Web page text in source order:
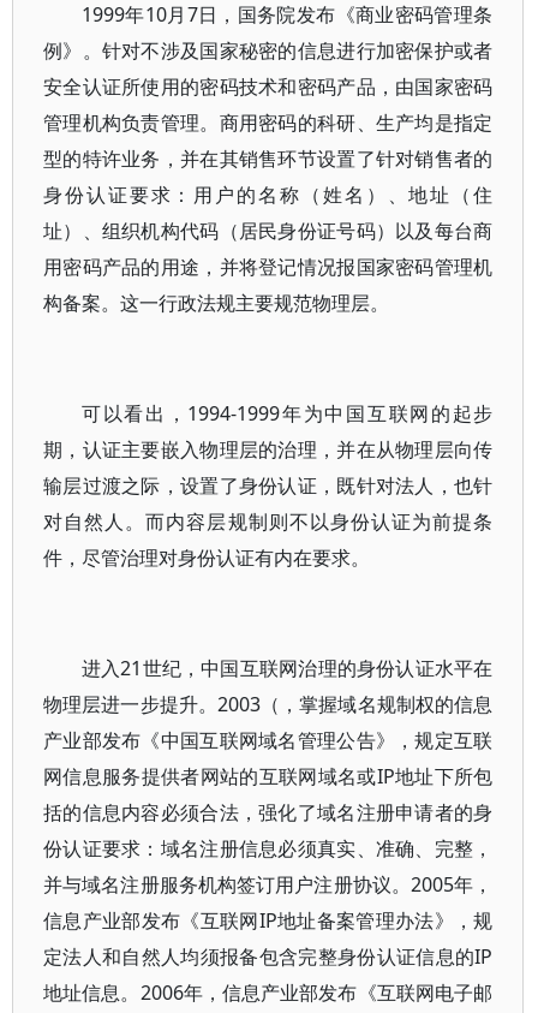
1999年10月7日，国务院发布《商业密码管理条
例》。针对不涉及国家秘密的信息进行加密保护或者
安全认证所使用的密码技术和密码产品，由国家密码
管理机构负责管理。商用密码的科研、生产均是指定
型的特许业务，并在其销售环节设置了针对销售者的
身份认证要求：用户的名称（姓名）、地址（住
址）、组织机构代码（居民身份证号码）以及每台商
用密码产品的用途，并将登记情况报国家密码管理机
构备案。这一行政法规主要规范物理层。
可以看出，1994-1999年为中国互联网的起步
期，认证主要嵌入物理层的治理，并在从物理层向传
输层过渡之际，设置了身份认证，既针对法人，也针
对自然人。而内容层规制则不以身份认证为前提条
件，尽管治理对身份认证有内在要求。
进入21世纪，中国互联网治理的身份认证水平在
物理层进一步提升。2003（，掌握域名规制权的信息
产业部发布《中国互联网域名管理公告》，规定互联
网信息服务提供者网站的互联网域名或IP地址下所包
括的信息内容必须合法，强化了域名注册申请者的身
份认证要求：域名注册信息必须真实、准确、完整，
并与域名注册服务机构签订用户注册协议。2005年，
信息产业部发布《互联网IP地址备案管理办法》，规
定法人和自然人均须报备包含完整身份认证信息的IP
地址信息。2006年，信息产业部发布《互联网电子邮